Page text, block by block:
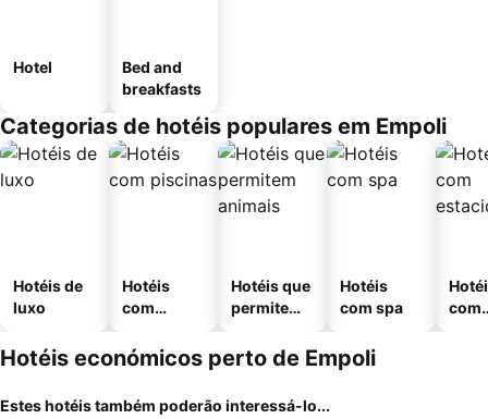
Hotel
Bed and
breakfasts
Categorias de hotéis populares em Empoli
Hotéis de
luxo
Hotéis
com
Hotéis que
permitem
Hotéis
com spa
com
Hotéis económicos perto de Empoli
Estes hotéis também poderão interessá-lo...